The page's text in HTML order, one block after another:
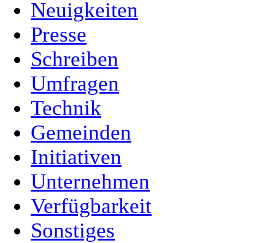
Neuigkeiten
Presse
Schreiben
Umfragen
Technik
Gemeinden
Initiativen
Unternehmen
Verfügbarkeit
Sonstiges